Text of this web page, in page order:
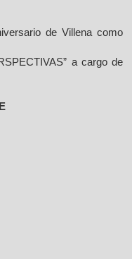
de Villena como
a cargo de